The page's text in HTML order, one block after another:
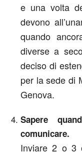
e una volta
devono
quando
diverse a
deciso di
per la sede di
Genova.
Sapere
comunicare.
Inviare 2 o 3